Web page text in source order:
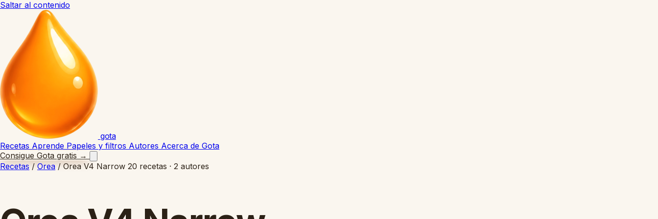
Saltar al contenido
gota
Recetas Aprende Papeles y filtros Autores Acerca de Gota
Consigue Gota gratis →
Recetas / Orea / Orea V4 Narrow 20 recetas · 2 autores